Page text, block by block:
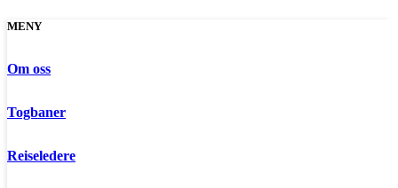
MENY
Om oss
Togbaner
Reiseledere